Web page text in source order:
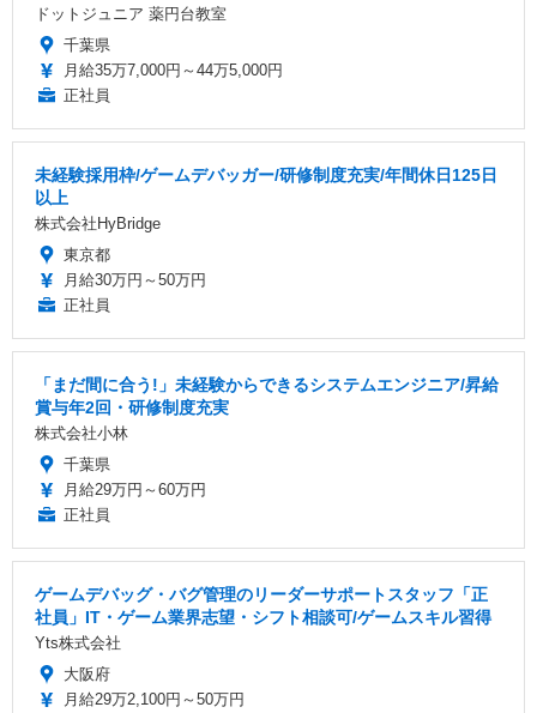
ドットジュニア 薬円台教室
千葉県
月給35万7,000円～44万5,000円
正社員
未経験採用枠/ゲームデバッガー/研修制度充実/年間休日125日
以上
株式会社HyBridge
東京都
月給30万円～50万円
正社員
「まだ間に合う!」未経験からできるシステムエンジニア/昇給
賞与年2回・研修制度充実
株式会社小林
千葉県
月給29万円～60万円
正社員
ゲームデバッグ・バグ管理のリーダーサポートスタッフ「正
社員」IT・ゲーム業界志望・シフト相談可/ゲームスキル習得
Yts株式会社
大阪府
月給29万2,100円～50万円